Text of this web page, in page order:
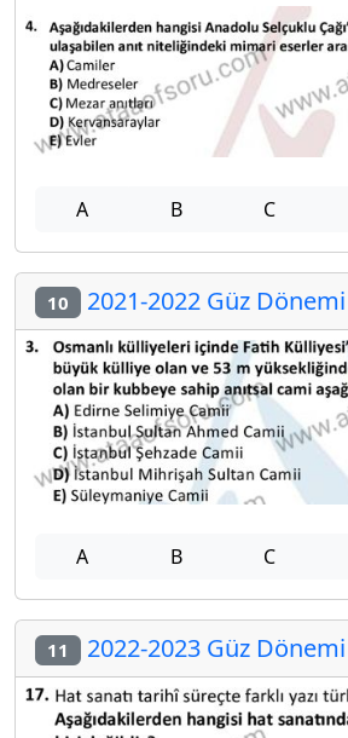
A B C
10 2021-2022 Güz Dönemi
A B C
11 2022-2023 Güz Dönemi